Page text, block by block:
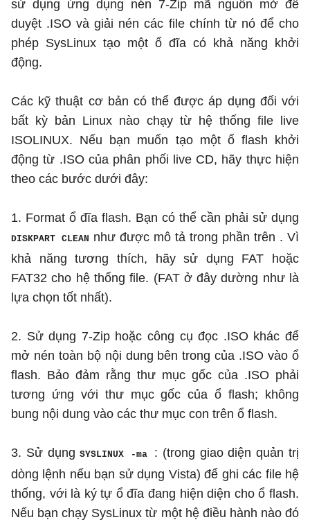
sử dụng ứng dụng nén 7-Zip mã nguồn mở để
duyệt .ISO và giải nén các file chính từ nó để cho
phép SysLinux tạo một ổ đĩa có khả năng khởi
động.
Các kỹ thuật cơ bản có thể được áp dụng đối với
bất kỳ bản Linux nào chạy từ hệ thống file live
ISOLINUX. Nếu bạn muốn tạo một ổ flash khởi
động từ .ISO của phân phối live CD, hãy thực hiện
theo các bước dưới đây:
1. Format ổ đĩa flash. Bạn có thể cần phải sử dụng
DISKPART CLEAN như được mô tả trong phần trên . Vì
khả năng tương thích, hãy sử dụng FAT hoặc
FAT32 cho hệ thống file. (FAT ở đây dường như là
lựa chọn tốt nhất).
2. Sử dụng 7-Zip hoặc công cụ đọc .ISO khác để
mở nén toàn bộ nội dung bên trong của .ISO vào ổ
flash. Bảo đảm rằng thư mục gốc của .ISO phải
tương ứng với thư mục gốc của ổ flash; không
bung nội dung vào các thư mục con trên ổ flash.
3. Sử dụngSYSLINUX -ma : (trong giao diện quản trị
dòng lệnh nếu bạn sử dụng Vista) để ghi các file hệ
thống, với là ký tự ổ đĩa đang hiện diện cho ổ flash.
Nếu bạn chạy SysLinux từ một hệ điều hành nào đó